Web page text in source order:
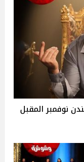
نوفمبر المقبل